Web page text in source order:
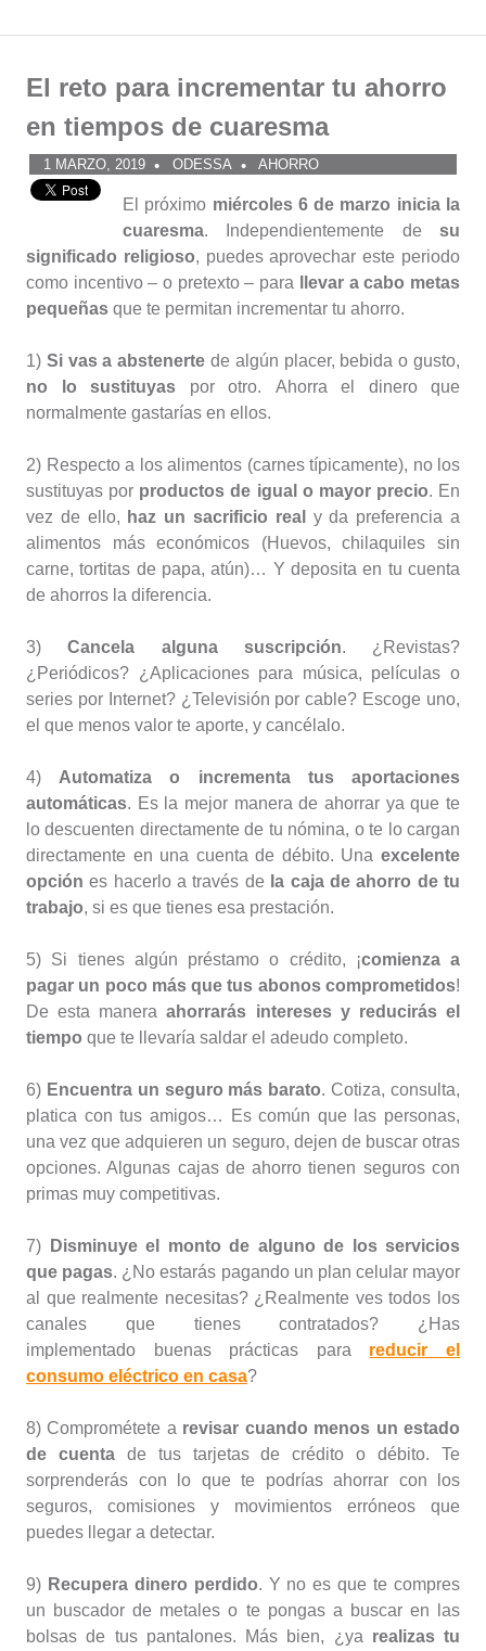
contenido
Comunidad
ODESSA
El reto para incrementar tu ahorro
en tiempos de cuaresma
1 MARZO, 2019 ODESSA AHORRO
El próximo miércoles 6 de marzo inicia la
cuaresma. Independientemente de su
significado religioso, puedes aprovechar este periodo
como incentivo – o pretexto – para
llevar a cabo metas
pequeñas que te permitan incrementar tu ahorro.
1) Si vas a abstenerte de algún placer, bebida o gusto,
no lo sustituyas por otro. Ahorra el dinero que
normalmente gastarías en ellos.
2) Respecto a los alimentos (carnes típicamente), no los
sustituyas por productos de igual o mayor precio. En
vez de ello, haz un sacrificio real
y da preferencia a
alimentos más económicos (Huevos, chilaquiles sin
carne, tortitas de papa, atún)… Y deposita en tu cuenta
de ahorros la diferencia.
3)Cancela alguna suscripción. ¿Revistas?
¿Periódicos? ¿Aplicaciones para música, películas o
series por Internet? ¿Televisión por cable? Escoge uno,
el que menos valor te aporte, y cancélalo.
4) Automatiza o incrementa tus aportaciones
automáticas. Es la mejor manera de ahorrar ya que te
lo descuenten directamente de tu nómina, o te lo cargan
directamente en una cuenta de débito. Una excelente
opción es hacerlo a través de la caja de ahorro de tu
trabajo, si es que tienes esa prestación.
5) Si tienes algún préstamo o crédito, ¡comienza a
pagar un poco más que tus abonos comprometidos!
De esta maneraahorrarás intereses y reducirás el
tiempo que te llevaría saldar el adeudo completo.
6) Encuentra un seguro más barato. Cotiza, consulta,
platica con tus amigos… Es común que las personas,
una vez que adquieren un seguro, dejen de buscar otras
opciones. Algunas cajas de ahorro tienen seguros con
primas muy competitivas.
7)
Disminuye el monto de alguno de los servicios
que pagas. ¿No estarás pagando un plan celular mayor
al que realmente necesitas? ¿Realmente ves todos los
canales que tienes contratados? ¿Has
implementado buenas prácticas para
reducir el
consumo eléctrico en casa?
8) Comprométete a revisar cuando menos un estado
de cuentade tus tarjetas de crédito o débito. Te
sorprenderás con lo que te podrías ahorrar con los
seguros, comisiones y movimientos erróneos que
puedes llegar a detectar.
9) Recupera dinero perdido. Y no es que te compres
un buscador de metales o te pongas a buscar en las
bolsas de tus pantalones. Más bien, ¿ya realizas tu